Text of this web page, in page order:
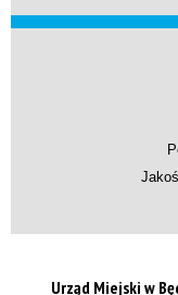
Urząd Miejski w